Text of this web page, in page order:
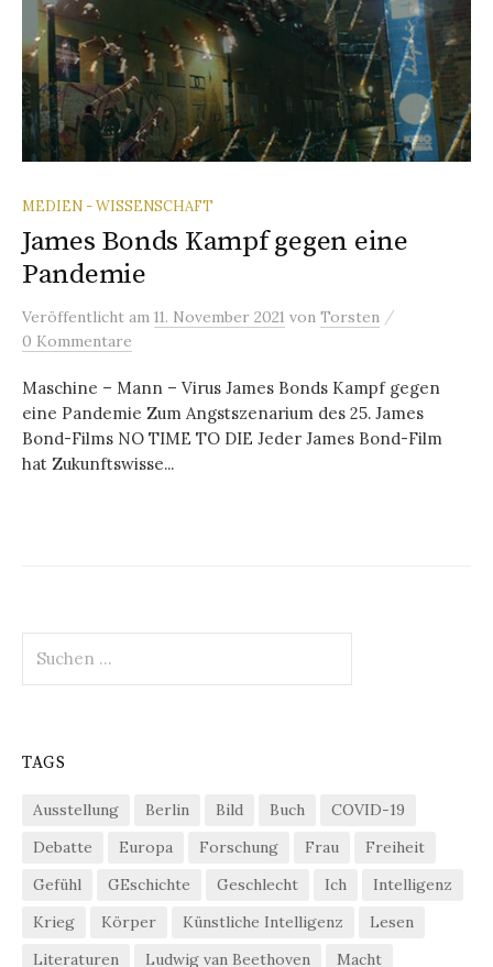
MEDIEN - WISSENSCHAFT
James Bonds Kampf gegen eine
Pandemie
Veröffentlicht am 11. November 2021 von Torsten /
0 Kommentare
Maschine – Mann – Virus James Bonds Kampf gegen
eine Pandemie Zum Angstszenarium des 25. James
Bond-Films NO TIME TO DIE Jeder James Bond-Film
hat Zukunftswisse...
nach:
TAGS
Ausstellung Berlin Bild Buch
COVID-19
Debatte
Europa Forschung Frau
Freiheit
Gefühl
GEschichte Geschlecht Ich
Intelligenz
Krieg
Körper Künstliche Intelligenz
Lesen
Literaturen
Ludwig van Beethoven Macht